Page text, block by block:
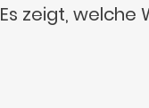
Es zeigt,